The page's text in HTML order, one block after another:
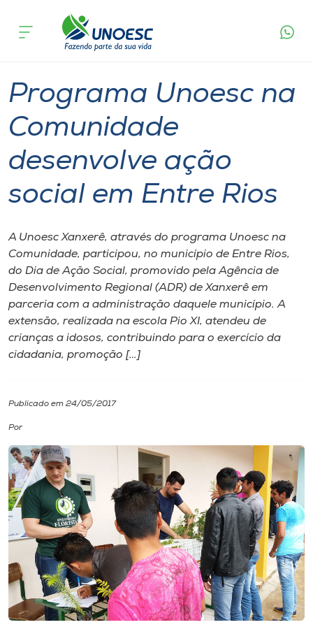
Cursos
Pesquisa
Atendimento ao Estudante
Portal de Ensino
A
Internacionalização
I.nova
Cultura
CPA
Biblioteca
Editora
Rádio
acontece
Programa Unoesc na
Comunidade
desenvolve ação
social em Entre Rios
A Unoesc Xanxerê, através do programa Unoesc na
Comunidade, participou, no município de Entre Rios,
do Dia de Ação Social, promovido pela Agência de
Desenvolvimento Regional (ADR) de Xanxerê em
parceria com a administração daquele município. A
extensão, realizada na escola Pio XI, atendeu de
crianças a idosos, contribuindo para o exercício da
cidadania, promoção […]
Publicado em 24/05/2017
Por